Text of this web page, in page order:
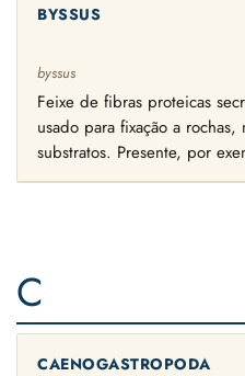
BYSSUS
byssus
Feixe de fibras proteicas
usado para fixação a
substratos. Presente, por
C
CAENOGASTROPODA